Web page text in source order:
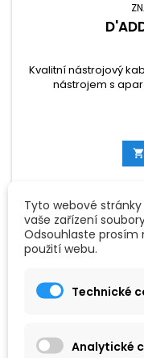
Kvalitní nástrojový
nástrojem s

Tyto webové
vaše zařízení
Odsouhlaste prosím
použití webu.
Technické
Analytické